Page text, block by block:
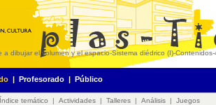
a dibujar el volumen y el espacio-Sistema diédrico (I)-Contenidos-
| Profesorado | Público
Índice temático | Actividades | Talleres | Análisis | Juegos